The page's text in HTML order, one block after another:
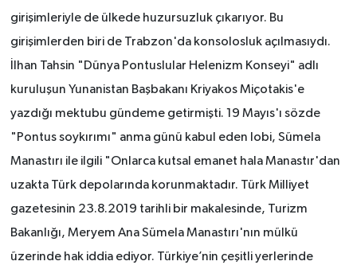
girişimleriyle de ülkede huzursuzluk çıkarıyor. Bu
girişimlerden biri de Trabzon'da konsolosluk açılmasıydı.
İlhan Tahsin "Dünya Pontuslular Helenizm Konseyi" adlı
kuruluşun Yunanistan Başbakanı Kriyakos Miçotakis'e
yazdığı mektubu gündeme getirmişti. 19 Mayıs'ı sözde
"Pontus soykırımı" anma günü kabul eden lobi, Sümela
Manastırı ile ilgili "Onlarca kutsal emanet hala Manastır'dan
uzakta Türk depolarında korunmaktadır. Türk Milliyet
gazetesinin 23.8.2019 tarihli bir makalesinde, Turizm
Bakanlığı, Meryem Ana Sümela Manastırı'nın mülkü
üzerinde hak iddia ediyor. Türkiye’nin çeşitli yerlerinde